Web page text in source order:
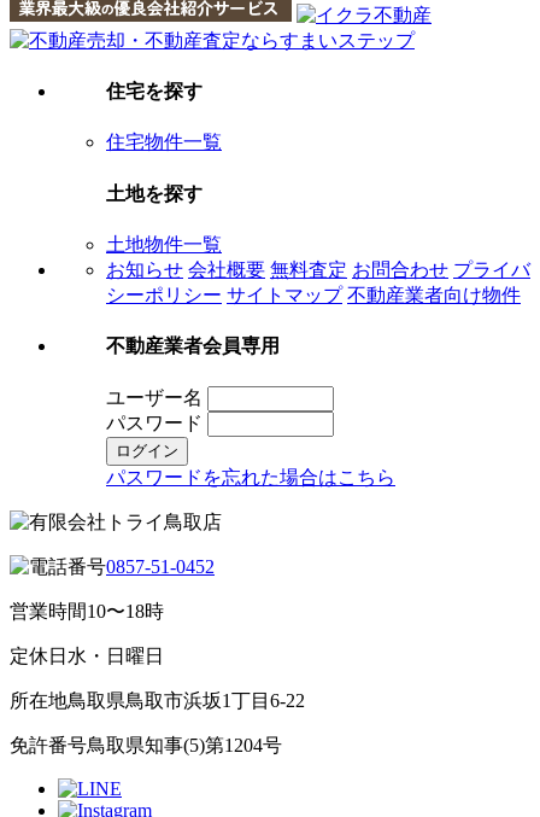
住宅を探す
住宅物件一覧
土地を探す
土地物件一覧
お知らせ 会社概要 無料査定 お問合わせ プライバ
シーポリシー サイトマップ 不動産業者向け物件
不動産業者会員専用
ユーザー名
パスワード
パスワードを忘れた場合はこちら
0857-51-0452
営業時間10〜18時
定休日 水・日曜日
所在地鳥取県鳥取市浜坂1丁目6-22
免許番号鳥取県知事(5)第1204号